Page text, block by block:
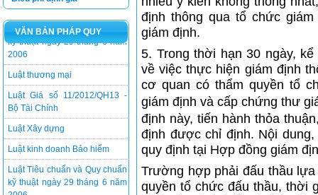
VĂN BẢN PHÁP QUY
Luật thương mại
Luật Giá số 11/2012/QH13 -
Bộ Tài Chính
Luật Xây dựng
Luật kinh doanh Bảo hiểm
Luật Tiêu chuẩn và Quy chuẩn
kỹ thuật ngày 29 tháng 6 năm
2006
Luật thương mại
định thông qua tổ chức
giám định.
5. Trong thời hạn 30 ngày,
về việc thực hiện giám định
cơ quan có thẩm quyền tổ
giám định và cấp chứng thư
định này, tiến hành thỏa
định được chỉ định. Nội
quy định tại Hợp đồng giám
Trường hợp phải đấu thầu
quyền tổ chức đấu thầu, thời